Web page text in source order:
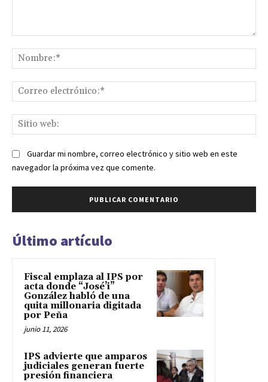
Guardar mi nombre, correo electrónico y sitio web en este
navegador la próxima vez que comente.
Último artículo
Fiscal emplaza al IPS por
acta donde “José’i”
González habló de una
quita millonaria digitada
por Peña
junio 11, 2026
IPS advierte que amparos
judiciales generan fuerte
presión financiera